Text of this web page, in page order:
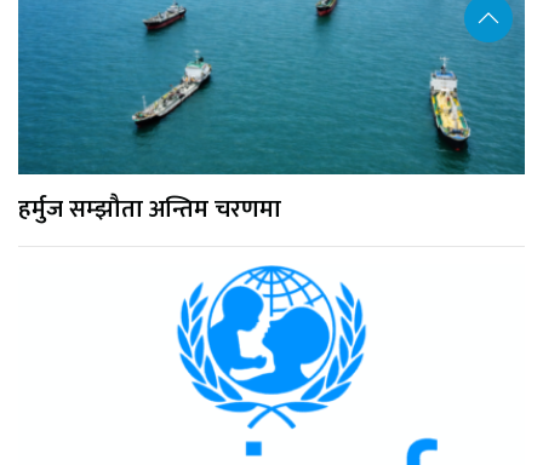
हर्मुज सम्झौता अन्तिम चरणमा